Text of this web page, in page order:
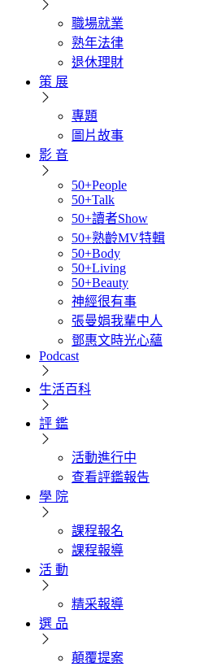
職場就業
熟年法律
退休理財
策 展
專題
圖片故事
影 音
50+People
50+Talk
50+讀者Show
50+熟齡MV特輯
50+Body
50+Living
50+Beauty
神經很有事
張曼娟我輩中人
鄧惠文時光心蘊
Podcast
生活百科
評 鑑
活動進行中
查看評鑑報告
學 院
課程報名
課程報導
活 動
精采報導
選 品
顛覆提案